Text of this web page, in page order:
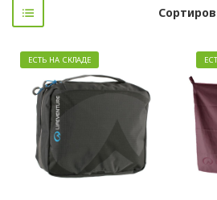
ЕСТЬ НА СКЛАДЕ